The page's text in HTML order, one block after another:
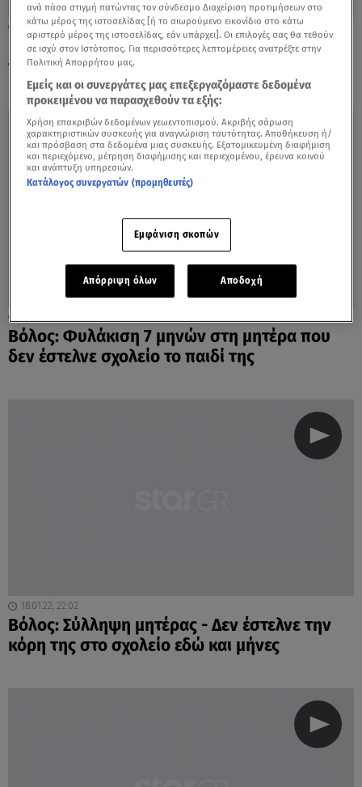
28.01.22, 22:48
Βόλος: Φυλάκιση με αναστολή σε μητέρα
που δεν έστελνε το παιδί της σχολείο
Βόλος: Φυλάκιση 7 μηνών στη μητέρα που
δεν έστελνε σχολείο το παιδί της
18.01.22, 22:02
Βόλος: Σύλληψη μητέρας - Δεν έστελνε την
κόρη της στο σχολείο εδώ και μήνες
ανά πάσα στιγμή πατώντας τον σύνδεσμο Διαχείριση προτιμήσεων στο
κάτω μέρος της ιστοσελίδας [ή το αιωρούμενο εικονίδιο στο κάτω
αριστερό μέρος της ιστοσελίδας, εάν υπάρχει]. Οι επιλογές σας θα τεθούν
σε ισχύ στον Ιστότοπος. Για περισσότερες λεπτομέρειες ανατρέξτε στην
Πολιτική Απορρήτου μας.
Εμείς και οι συνεργάτες μας επεξεργαζόμαστε δεδομένα
προκειμένου να παρασχεθούν τα εξής:
Χρήση επακριβών δεδομένων γεωεντοπισμού. Ακριβής σάρωση
χαρακτηριστικών συσκευής για αναγνώριση ταυτότητας. Αποθήκευση ή/
και πρόσβαση στα δεδομένα μιας συσκευής. Εξατομικευμένη διαφήμιση
και περιεχόμενο, μέτρηση διαφήμισης και περιεχομένου, έρευνα κοινού
και ανάπτυξη υπηρεσιών.
Κατάλογος συνεργατών (προμηθευτές)
Εμφάνιση σκοπών
Απόρριψη όλων Αποδοχή